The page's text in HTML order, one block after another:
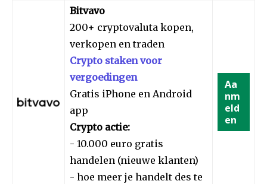
Bitvavo
200+ cryptovaluta kopen,
verkopen en traden
Crypto staken voor
vergoedingen
Gratis iPhone en Android
app
Crypto actie:
- 10.000 euro gratis
handelen (nieuwe klanten)
- hoe meer je handelt des te
Aa
nm
eld
en